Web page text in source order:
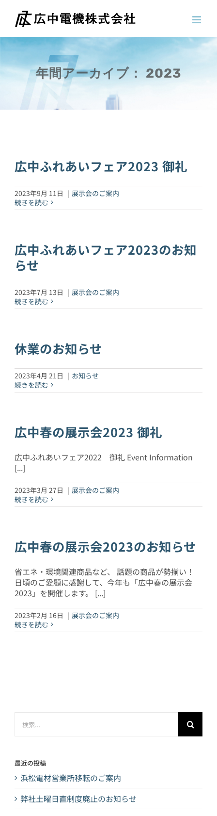
content
年間アーカイブ： 2023
広中ふれあいフェア2023 御礼
2023年9月 11日 | 展示会のご案内
続きを読む
広中ふれあいフェア2023のお知
らせ
2023年7月 13日 | 展示会のご案内
続きを読む
休業のお知らせ
2023年4月 21日 | お知らせ
続きを読む
広中春の展示会2023 御礼
広中ふれあいフェア2022 御礼 Event Information
[...]
2023年3月 27日 | 展示会のご案内
続きを読む
広中春の展示会2023のお知らせ
省エネ・環境関連商品など、 話題の商品が勢揃い！
日頃のご愛顧に感謝して、今年も「広中春の展示会
2023」を開催します。 [...]
2023年2月 16日 | 展示会のご案内
続きを読む
最近の投稿
浜松電材営業所移転のご案内
弊社土曜日直制度廃止のお知らせ